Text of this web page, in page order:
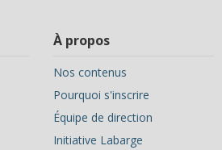
À propos
Nos contenus
Pourquoi s'inscrire
Équipe de direction
Initiative Labarge